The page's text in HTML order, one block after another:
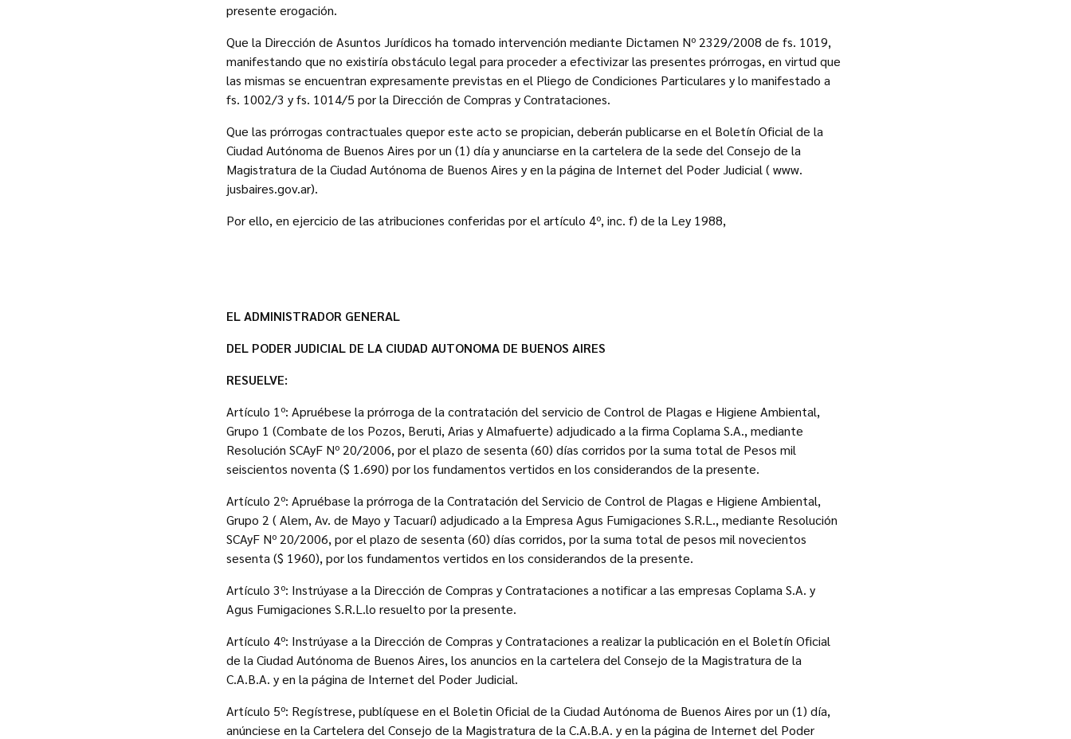
presente erogación.
Que la Dirección de Asuntos Jurídicos ha tomado intervención mediante Dictamen Nº 2329/2008 de fs. 1019,
manifestando que no existiría obstáculo legal para proceder a efectivizar las presentes prórrogas, en virtud que
las mismas se encuentran expresamente previstas en el Pliego de Condiciones Particulares y lo manifestado a
fs. 1002/3 y fs. 1014/5 por la Dirección de Compras y Contrataciones.
Que las prórrogas contractuales quepor este acto se propician, deberán publicarse en el Boletín Oficial de la
Ciudad Autónoma de Buenos Aires por un (1) día y anunciarse en la cartelera de la sede del Consejo de la
Magistratura de la Ciudad Autónoma de Buenos Aires y en la página de Internet del Poder Judicial ( www.
jusbaires.gov.ar).
Por ello, en ejercicio de las atribuciones conferidas por el artículo 4º, inc. f) de la Ley 1988,
EL ADMINISTRADOR GENERAL
DEL PODER JUDICIAL DE LA CIUDAD AUTONOMA DE BUENOS AIRES
RESUELVE:
Artículo 1º: Apruébese la prórroga de la contratación del servicio de Control de Plagas e Higiene Ambiental,
Grupo 1 (Combate de los Pozos, Beruti, Arias y Almafuerte) adjudicado a la firma Coplama S.A., mediante
Resolución SCAyF Nº 20/2006, por el plazo de sesenta (60) días corridos por la suma total de Pesos mil
seiscientos noventa ($ 1.690) por los fundamentos vertidos en los considerandos de la presente.
Artículo 2º: Apruébase la prórroga de la Contratación del Servicio de Control de Plagas e Higiene Ambiental,
Grupo 2 ( Alem, Av. de Mayo y Tacuarí) adjudicado a la Empresa Agus Fumigaciones S.R.L., mediante Resolución
SCAyF Nº 20/2006, por el plazo de sesenta (60) días corridos, por la suma total de pesos mil novecientos
sesenta ($ 1960), por los fundamentos vertidos en los considerandos de la presente.
Artículo 3º: Instrúyase a la Dirección de Compras y Contrataciones a notificar a las empresas Coplama S.A. y
Agus Fumigaciones S.R.L.lo resuelto por la presente.
Artículo 4º: Instrúyase a la Dirección de Compras y Contrataciones a realizar la publicación en el Boletín Oficial
de la Ciudad Autónoma de Buenos Aires, los anuncios en la cartelera del Consejo de la Magistratura de la
C.A.B.A. y en la página de Internet del Poder Judicial.
Artículo 5º: Regístrese, publíquese en el Boletin Oficial de la Ciudad Autónoma de Buenos Aires por un (1) día,
anúnciese en la Cartelera del Consejo de la Magistratura de la C.A.B.A. y en la página de Internet del Poder